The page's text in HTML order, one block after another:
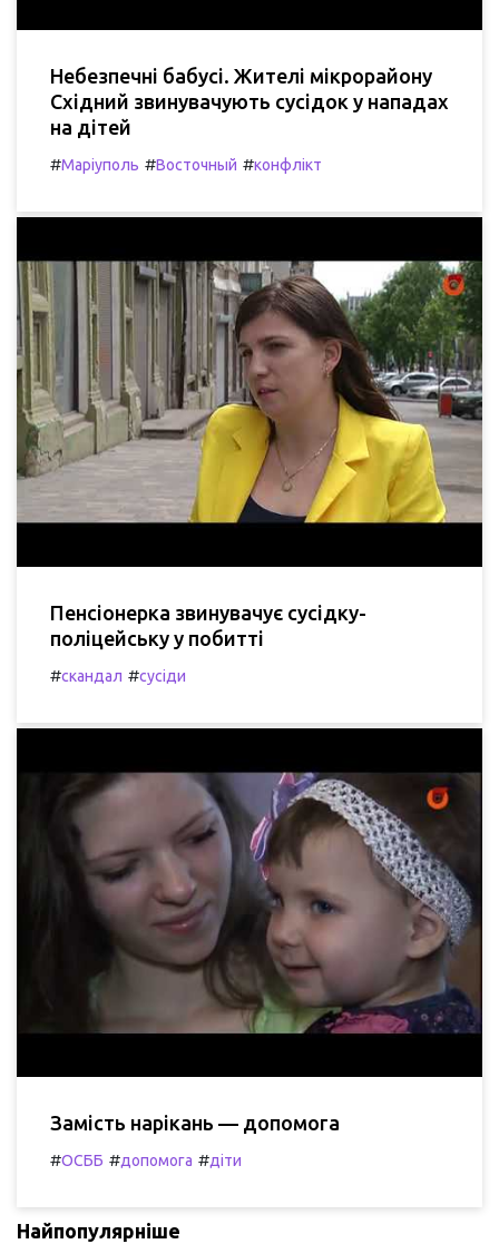
Небезпечні бабусі. Жителі мікрорайону
Східний звинувачують сусідок у нападах
на дітей
#Маріуполь #Восточный #конфлікт
Пенсіонерка звинувачує сусідку-
поліцейську у побитті
#скандал #сусіди
Замість нарікань — допомога
#ОСББ #допомога #діти
Найпопулярніше